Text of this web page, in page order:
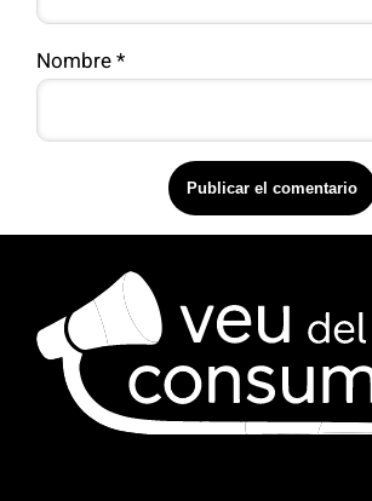
Nombre *